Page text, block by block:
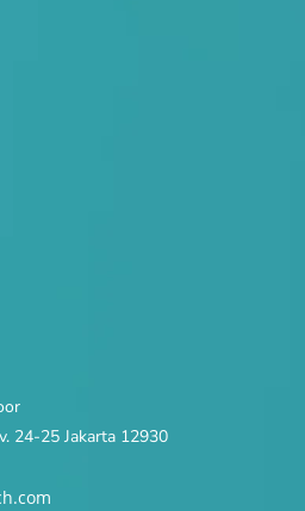
24-25 Jakarta 12930